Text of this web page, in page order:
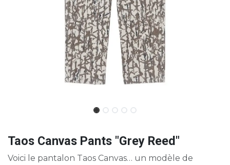
Taos Canvas Pants "Grey Reed"
Voici le pantalon Taos Canvas… un modèle de